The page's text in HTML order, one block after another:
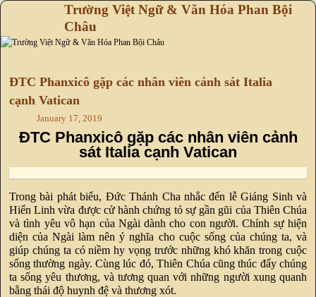
Trường Việt Ngữ & Văn Hóa Phan Bội
Châu
ĐTC Phanxicô gặp các nhân viên cảnh sát Italia
cạnh Vatican
January 17, 2019
ĐTC Phanxicô gặp các nhân viên cảnh
sát Italia cạnh Vatican
Trong bài phát biểu, Đức Thánh Cha nhắc đến lễ Giáng Sinh và
Hiển Linh vừa được cử hành chứng tỏ sự gần gũi của Thiên Chúa
và tình yêu vô hạn của Ngài dành cho con người. Chính sự hiện
diện của Ngài làm nên ý nghĩa cho cuộc sống của chúng ta, và
giúp chúng ta có niềm hy vọng trước những khó khăn trong cuộc
sống thường ngày. Cùng lúc đó, Thiên Chúa cũng thúc đẩy chúng
ta sống yêu thương, và tương quan với những người xung quanh
bằng thái độ huynh đệ và thương xót.